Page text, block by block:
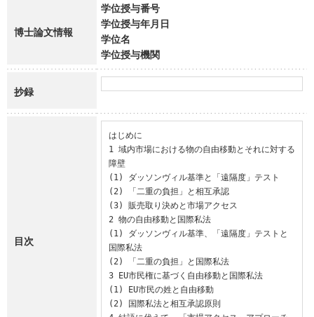
博士論文情報
学位授与番号
学位授与年月日
学位名
学位授与機関
抄録
目次
はじめに
1 域内市場における物の自由移動とそれに対する
障壁
(1) ダッソンヴィル基準と「遠隔度」テスト
(2) 「二重の負担」と相互承認
(3) 販売取り決めと市場アクセス
2 物の自由移動と国際私法
(1) ダッソンヴィル基準、「遠隔度」テストと
国際私法
(2) 「二重の負担」と国際私法
3 EU市民権に基づく自由移動と国際私法
(1) EU市民の姓と自由移動
(2) 国際私法と相互承認原則